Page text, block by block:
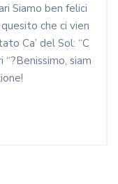
Siamo ben felici
che ci vien
Ca’ del Sol: “C
siam